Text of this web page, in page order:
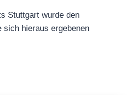
Stuttgart wurde den
hieraus ergebenen